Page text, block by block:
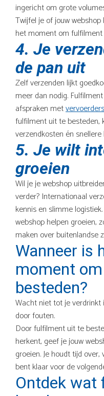
ingericht om grote
Twijfel je of jouw
het moment om
4. Je
de pan uit
Zelf verzenden lijkt
meer dan nodig.
afspraken metvervoerders
fulfilment uit te besteden,
verzendkosten én
5. Je wilt
groeien
Wil je je webshop
verder? Internationaal
kennis en slimme
webshop helpen groeien,
maken over buitenlandse
Wanneer is
moment
besteden?
Wacht niet tot je
door fouten.
Door fulfilment uit te
herkent, geef je jouw
groeien. Je houdt tijd
bent klaar voor de
Ontdek wat